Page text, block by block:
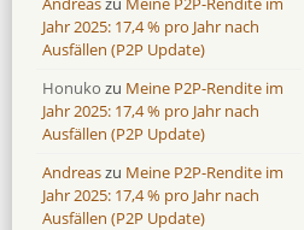
Jahr 2025: 17,4 % pro Jahr nach
Ausfällen (P2P Update)
Honuko zu Meine P2P-Rendite im
Jahr 2025: 17,4 % pro Jahr nach
Ausfällen (P2P Update)
Andreaszu Meine P2P-Rendite im
Jahr 2025: 17,4 % pro Jahr nach
Ausfällen (P2P Update)